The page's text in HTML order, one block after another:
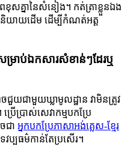
សគ្នានៃសំនៀង។ កត់ត្រាខ្លួនឯង
យាយដើម ដើម្បីកំណត់អត្ត
ម្រាប់ឯកសារសំខាន់ៗដែរឬ
យជាមួយឃ្លាមូលដ្ឋាន វាមិនត្រូវ
ើប្រាស់សេវាកម្មបកប្រែ
ជា អ្នកបកប្រែភាសាអង់គ្លេស-ខ្មែរ
ប្បធម៌កាន់តែប្រសើរ។